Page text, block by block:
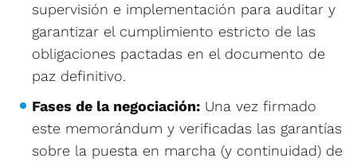
supervisión e implementación para auditar y
garantizar el cumplimiento estricto de las
obligaciones pactadas en el documento de
paz definitivo.
Fases de la negociación: Una vez firmado
este memorándum y verificadas las garantías
sobre la puesta en marcha (y continuidad) de